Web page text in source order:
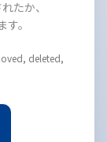
たか、
。
deleted,